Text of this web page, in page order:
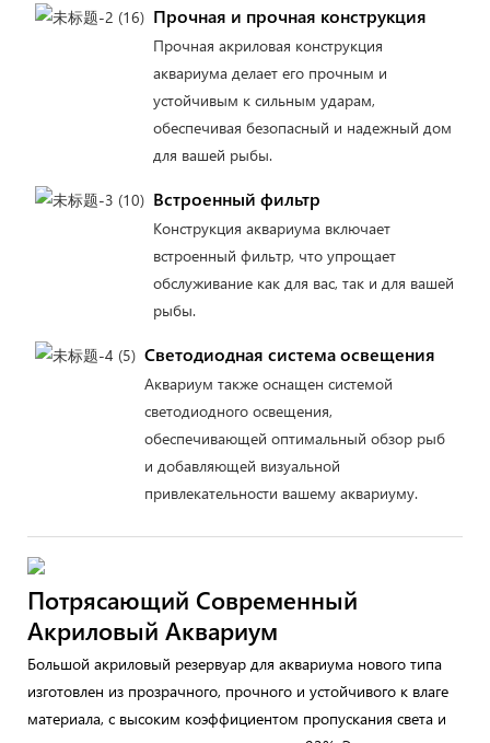
Прочная и прочная конструкция
Прочная акриловая конструкция
аквариума делает его прочным и
устойчивым к сильным ударам,
обеспечивая безопасный и надежный дом
для вашей рыбы.
Встроенный фильтр
Конструкция аквариума включает
встроенный фильтр, что упрощает
обслуживание как для вас, так и для вашей
рыбы.
Светодиодная система освещения
Аквариум также оснащен системой
светодиодного освещения,
обеспечивающей оптимальный обзор рыб
и добавляющей визуальной
привлекательности вашему аквариуму.
Потрясающий Современный
Акриловый Аквариум
Большой акриловый резервуар для аквариума нового типа
изготовлен из прозрачного, прочного и устойчивого к влаге
материала, с высоким коэффициентом пропускания света и